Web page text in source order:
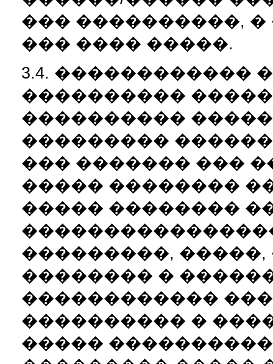
��� ����������,
��� ���� �����.
3.4. ������������
����������
����������
���������
��� ������� ���
����� ��������
����� ��������
���������, �����,
�������� �
������������
���������� �
�����